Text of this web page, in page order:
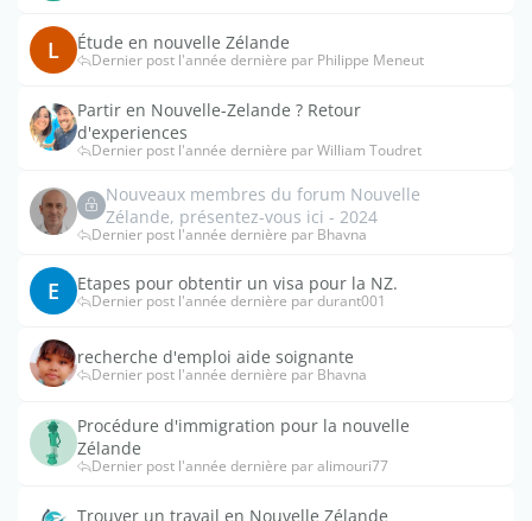
L Étude en nouvelle Zélande
Dernier post l'année dernière par Philippe Meneut
Partir en Nouvelle-Zelande ? Retour
d'experiences
Dernier post l'année dernière par William Toudret
Nouveaux membres du forum Nouvelle
Zélande, présentez-vous ici - 2024
Dernier post l'année dernière par Bhavna
E Etapes pour obtentir un visa pour la NZ.
Dernier post l'année dernière par durant001
recherche d'emploi aide soignante
Dernier post l'année dernière par Bhavna
Procédure d'immigration pour la nouvelle
Zélande
Dernier post l'année dernière par alimouri77
Trouver un travail en Nouvelle Zélande